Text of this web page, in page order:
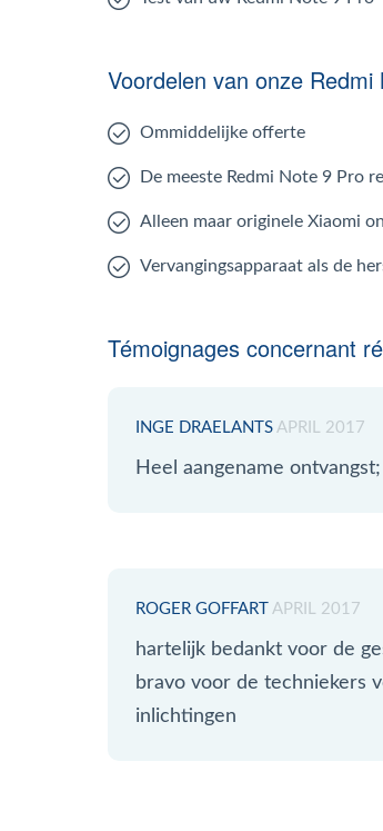
Voordelen van onze
Ommiddelijke offerte
De meeste Redmi Note 9 Pro
Alleen maar originele Xiaomi
Vervangingsapparaat als de
Témoignages concernant
INGE DRAELANTS APRIL 2017
Heel aangename
ROGER GOFFART APRIL 2017
hartelijk bedankt voor de
bravo voor de techniekers
inlichtingen